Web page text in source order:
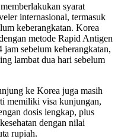
syarat
internasional, termasuk
keberangkatan. Korea
metode Rapid Antigen
sebelum keberangkatan,
lambat dua hari sebelum
ke Korea juga masih
memiliki visa kunjungan,
dosis lengkap, plus
dengan nilai
rupiah.